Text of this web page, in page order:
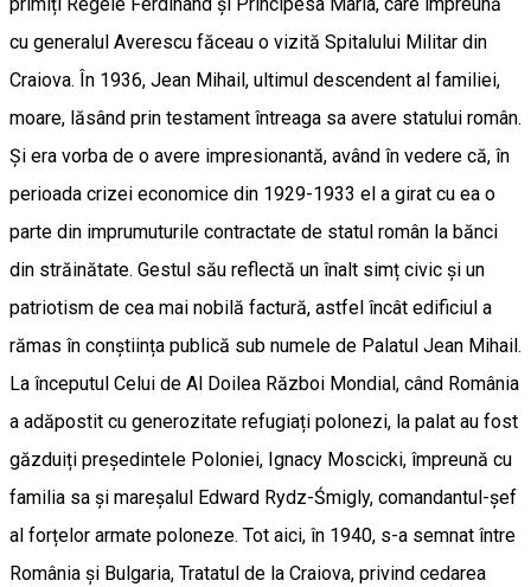
cu generalul Averescu făceau o vizită Spitalului Militar din
Craiova. În 1936, Jean Mihail, ultimul descendent al familiei,
moare, lăsând prin testament întreaga sa avere statului român.
Și era vorba de o avere impresionantă, având în vedere că, în
perioada crizei economice din 1929-1933 el a girat cu ea o
parte din imprumuturile contractate de statul român la bănci
din străinătate. Gestul său reflectă un înalt simț civic și un
patriotism de cea mai nobilă factură, astfel încât edificiul a
rămas în conștiința publică sub numele de Palatul Jean Mihail.
La începutul Celui de Al Doilea Război Mondial, când România
a adăpostit cu generozitate refugiați polonezi, la palat au fost
găzduiți președintele Poloniei, Ignacy Moscicki, împreună cu
familia sa și mareșalul Edward Rydz-Śmigly, comandantul-șef
al forțelor armate poloneze. Tot aici, în 1940, s-a semnat între
România și Bulgaria, Tratatul de la Craiova, privind cedarea